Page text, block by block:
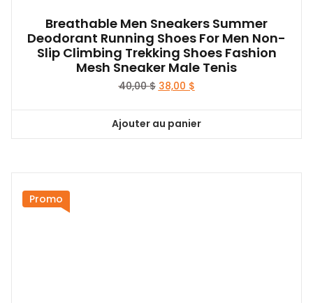
Breathable Men Sneakers Summer
Deodorant Running Shoes For Men Non-
Slip Climbing Trekking Shoes Fashion
Mesh Sneaker Male Tenis
40,00$ Le
était :
38,00 $Le
est :
Ajouter au panier
Promo